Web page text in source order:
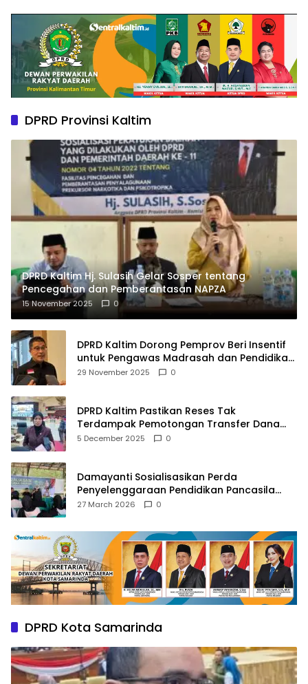
DPRD Provinsi Kaltim
DPRD Kaltim Hj. Sulasih Gelar Sosper tentang
Pencegahan dan Pemberantasan NAPZA
15 November 2025 0
DPRD Kaltim Dorong Pemprov Beri Insentif
untuk Pengawas Madrasah dan Pendidikan
Agama
29 November 2025 0
DPRD Kaltim Pastikan Reses Tak
Terdampak Pemotongan Transfer Dana
Pusat
5 December 2025 0
Damayanti Sosialisasikan Perda
Penyelenggaraan Pendidikan Pancasila
dan Wawasan Kebangsaan
27 March 2026 0
DPRD Kota Samarinda